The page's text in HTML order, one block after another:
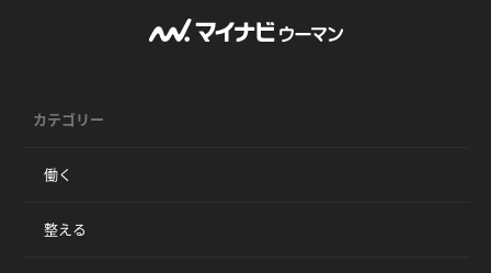
カテゴリー
働く
整える